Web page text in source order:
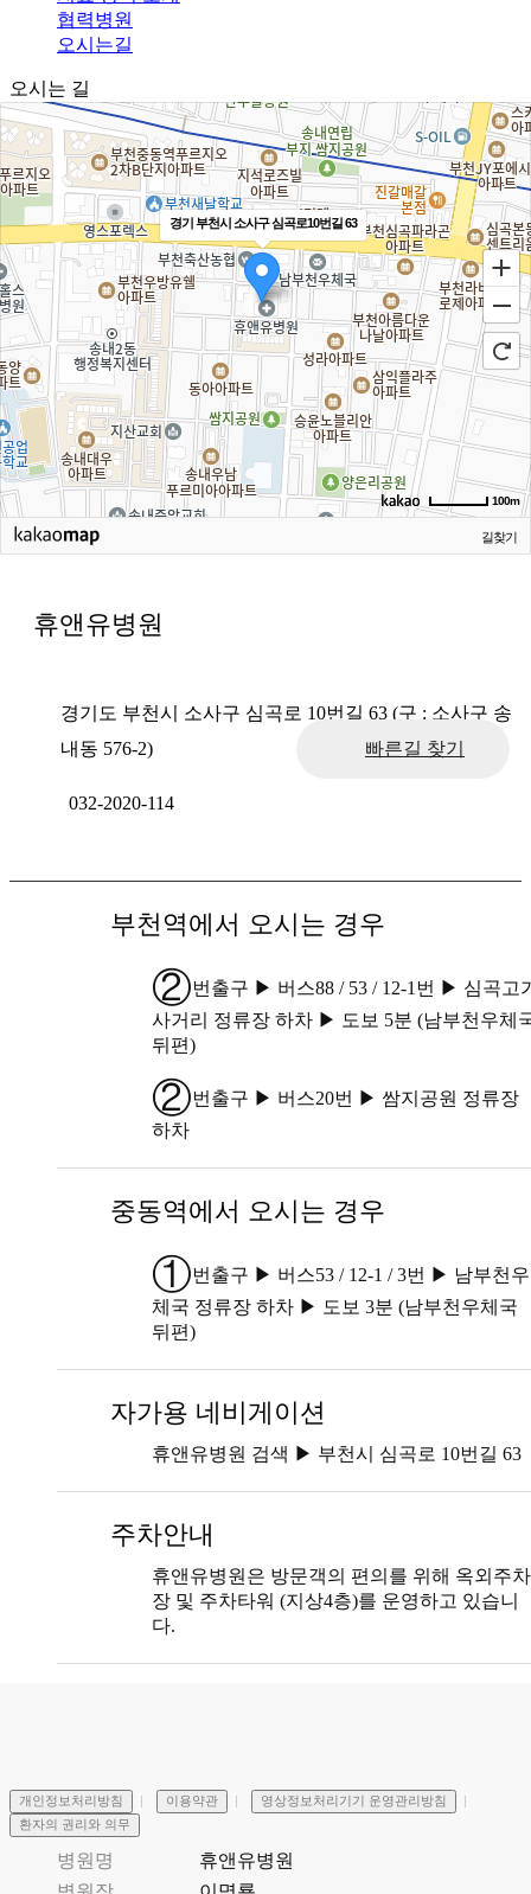
협력병원
오시는길
오시는 길
경기 부천시 소사구 심곡로10번길 63
100m
길찾기
휴앤유병원
경기도 부천시 소사구 심곡로 10번길 63 (구 : 소사구 송
내동 576-2)
032-2020-114
빠른길 찾기
부천역에서 오시는 경우
②번출구 ▶ 버스88 / 53 / 12-1번 ▶ 심곡고
사거리 정류장 하차 ▶ 도보 5분 (남부천우체
뒤편)
②번출구 ▶ 버스20번 ▶ 쌈지공원 정류장
하차
중동역에서 오시는 경우
①번출구 ▶ 버스53 / 12-1 / 3번 ▶ 남부천우
체국 정류장 하차 ▶ 도보 3분 (남부천우체국
뒤편)
자가용 네비게이션
휴앤유병원 검색 ▶ 부천시 심곡로 10번길 63
주차안내
휴앤유병원은 방문객의 편의를 위해 옥외주차
장 및 주차타워 (지상4층)를 운영하고 있습니
다.
개인정보처리방침 이용약관
영상정보처리기기 운영관리방침
환자의 권리와 의무
병원명
휴앤유병원